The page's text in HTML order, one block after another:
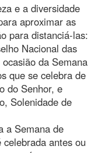
e a diversidade
aproximar as
para distanciá-las:
Nacional das
da Semana
que se celebra de
do Senhor, e
Solenidade de
a Semana de
antes ou